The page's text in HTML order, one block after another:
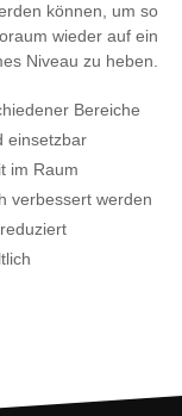
können, um so
wieder auf ein
Niveau zu heben.
Bereiche
einsetzbar
im Raum
verbessert werden